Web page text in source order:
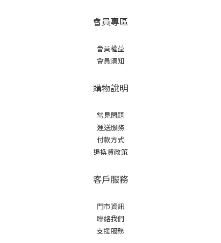
會員專區
會員權益
會員須知
購物說明
常見問題
運送服務
付款方式
退換貨政策
客戶服務
門市資訊
聯絡我們
支援服務